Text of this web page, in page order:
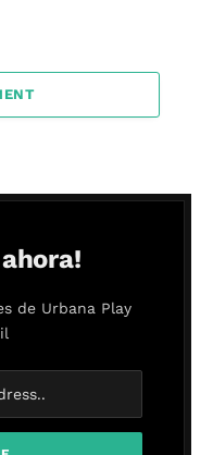
de Urbana Play